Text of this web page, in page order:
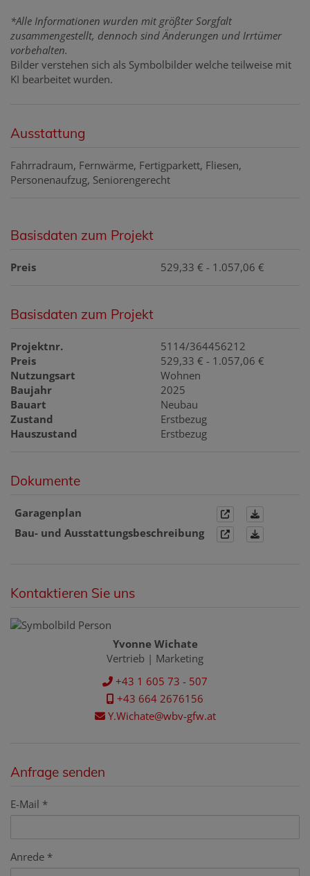
*Alle Informationen wurden mit größter Sorgfalt
zusammengestellt, dennoch sind Änderungen und Irrtümer
vorbehalten.
Bilder verstehen sich als Symbolbilder welche teilweise mit
KI bearbeitet wurden.
Ausstattung
Fahrradraum Fernwärme Fertigparkett Fliesen
Personenaufzug Seniorengerecht
Basisdaten zum Projekt
Preis 529,33 € - 1.057,06 €
Basisdaten zum Projekt
Projektnr.
5114/364456212
Preis
529,33 € - 1.057,06 €
Nutzungsart
Wohnen
Baujahr
2025
Bauart
Neubau
Zustand
Erstbezug
Hauszustand
Erstbezug
Dokumente
Garagenplan
Bau- und Ausstattungsbeschreibung
Kontaktieren Sie uns
Yvonne Wichate
Vertrieb | Marketing
+43 1 605 73 - 507
+43 664 2676156
Y.Wichate@wbv-gfw.at
Anfrage senden
E-Mail
Anrede